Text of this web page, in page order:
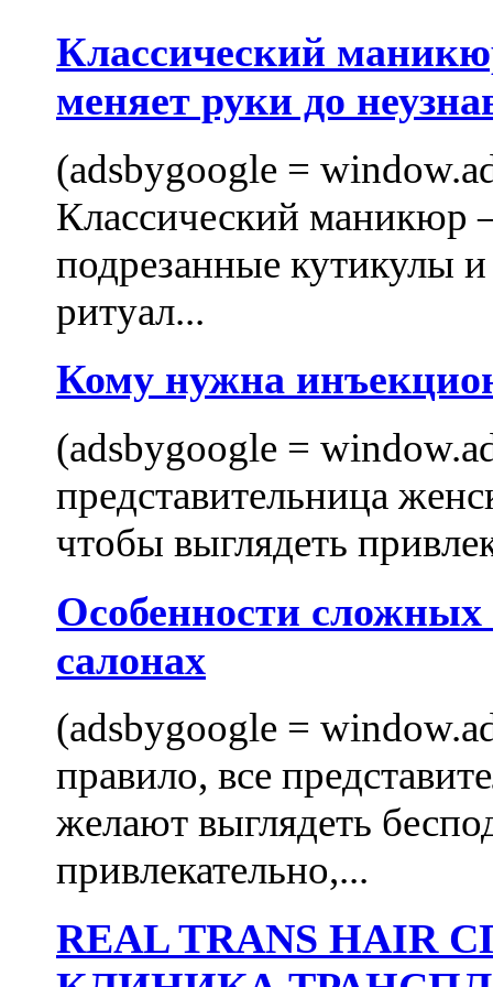
Классический
меняет руки до
(adsbygoogle =
Классический маникюр
подрезанные кутикулы
ритуал...
Кому нужна
(adsbygoogle =
представительница
чтобы выглядеть
Особенности
салонах
(adsbygoogle =
правило, все
желают выглядеть
привлекательно,...
REAL TRANS